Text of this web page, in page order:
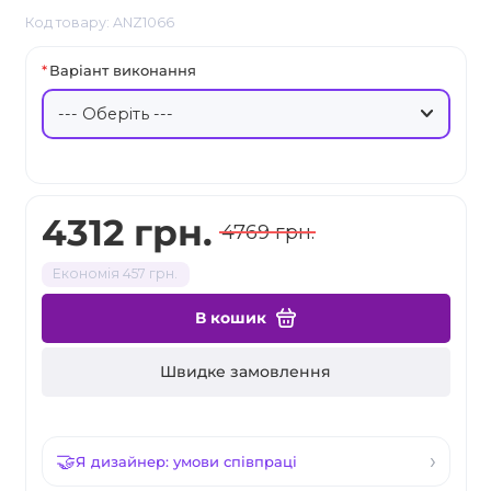
Код товару: ANZ1066
4312 грн. 4769 грн.
Економія 457 грн.
В кошик
Швидке замовлення
Я дизайнер: умови співпраці
Варіант виконання